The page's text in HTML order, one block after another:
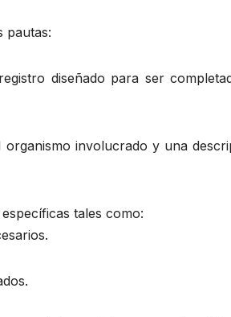
pautas:
diseñado para ser
involucrado y una
tales como: